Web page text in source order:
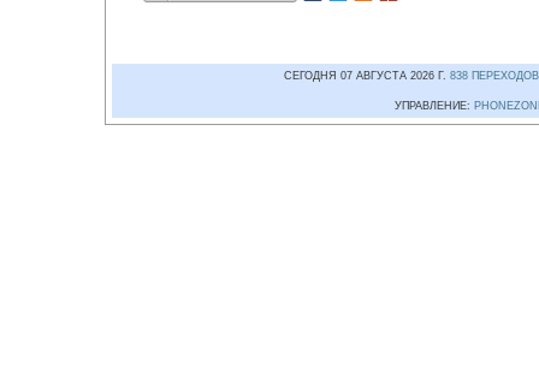
СЕГОДНЯ 07 АВГУСТА 2026 Г. 838 ПЕРЕХОДОВ
УПРАВЛЕНИЕ: